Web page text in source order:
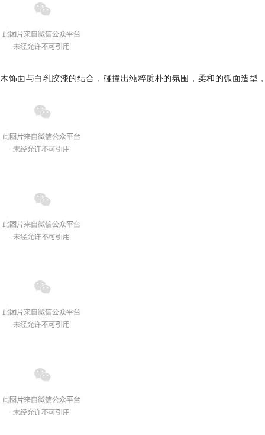
木饰面与白乳胶漆的结合，碰撞出纯粹质朴的氛围，柔和的弧面造